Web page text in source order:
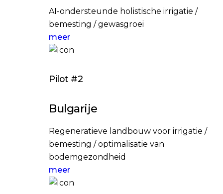
AI-ondersteunde holistische irrigatie /
bemesting / gewasgroei
meer
Pilot #2
Bulgarije
Regeneratieve landbouw voor irrigatie /
bemesting / optimalisatie van
bodemgezondheid
meer